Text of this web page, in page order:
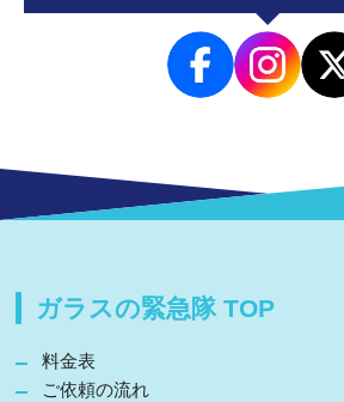
ガラスの緊急隊 TOP
料金表
ご依頼の流れ